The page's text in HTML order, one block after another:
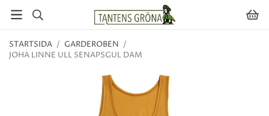
STARTSIDA / GARDEROBEN /
JOHA LINNE ULL SENAPSGUL DAM